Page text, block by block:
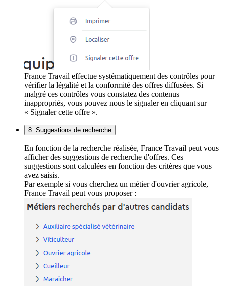
France Travail effectue systématiquement des contrôles pour
vérifier la légalité et la conformité des offres diffusées. Si
malgré ces contrôles vous constatez des contenus
inappropriés, vous pouvez nous le signaler en cliquant sur
« Signaler cette offre ».
8. Suggestions de recherche
En fonction de la recherche réalisée, France Travail peut vous
afficher des suggestions de recherche d'offres. Ces
suggestions sont calculées en fonction des critères que vous
avez saisis.
Par exemple si vous cherchez un métier d'ouvrier agricole,
France Travail peut vous proposer :